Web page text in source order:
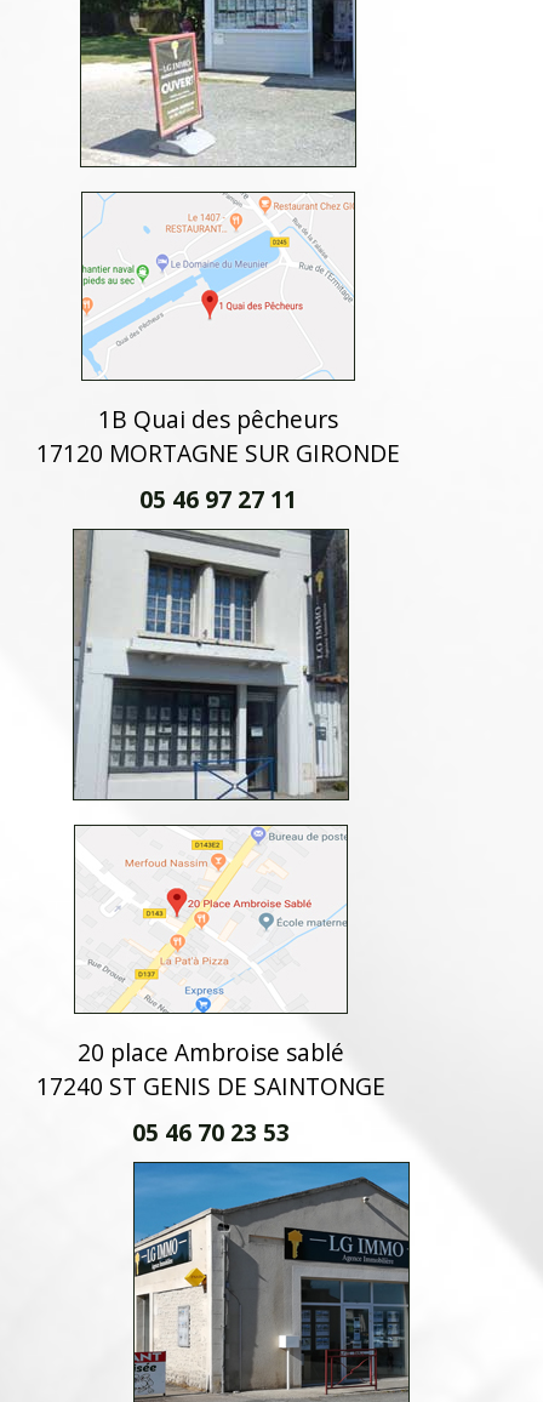
1B Quai des pêcheurs
17120 MORTAGNE SUR GIRONDE
05 46 97 27 11
20 place Ambroise sablé
17240 ST GENIS DE SAINTONGE
05 46 70 23 53